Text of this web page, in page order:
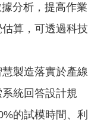
分析，提高作業
算，可透過科技
製造落實於產線
統回答設計規
的試模時間、利